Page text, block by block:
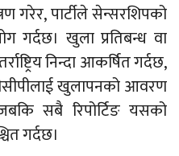
गरेर, पार्टीले सेन्सरशिपको
गर्दछ। खुला प्रतिबन्ध वा
निन्दा आकर्षित गर्दछ,
खुलापनको आवरण
सबै रिपोर्टिङ यसको
गर्दछ।